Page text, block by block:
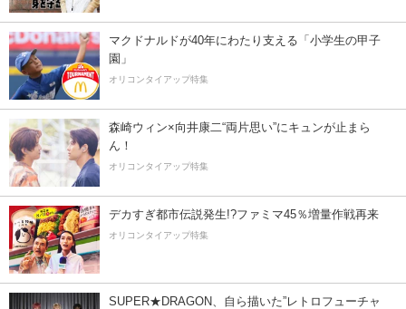
マクドナルドが40年にわたり支える「小学生の甲子
園」
オリコンタイアップ特集
森崎ウィン×向井康二“両片思い”にキュンが止まら
ん！
オリコンタイアップ特集
デカすぎ都市伝説発生!?ファミマ45％増量作戦再来
オリコンタイアップ特集
SUPER★DRAGON、自ら描いた”レトロフューチャ